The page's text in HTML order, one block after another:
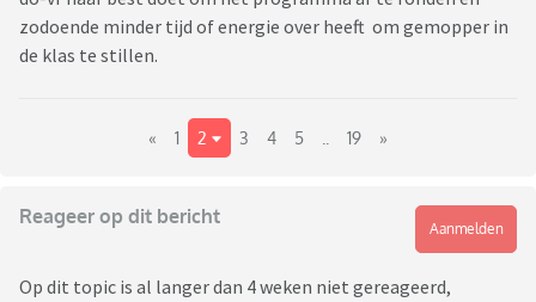
zodoende minder tijd of energie over heeft om gemopper in
de klas te stillen.
« 1 2 3 4 5 19 »
Reageer op dit bericht
Aanmelden
Op dit topic is al langer dan 4 weken niet gereageerd,